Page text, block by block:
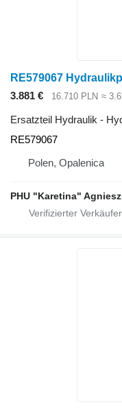
3.881 € 16.710 PLN ≈
Ersatzteil Hydraulik -
RE579067
Polen, Opalenica
PHU "Karetina"